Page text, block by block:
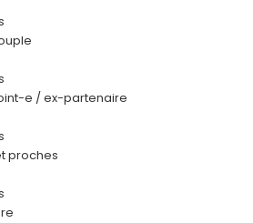
e / ex-partenaire
proches